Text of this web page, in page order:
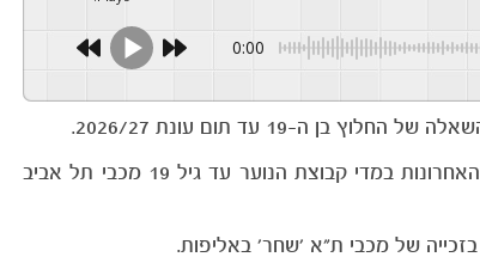
0:00
ה-19 עד תום עונת 2026/27.
זפרני, שהצטרף למחלקת הנוער של מכבי בגיל 16, שיחק במהלך השנתיים האחרונות במדי קבוצת הנוער עד גיל 19 מכבי תל אביב